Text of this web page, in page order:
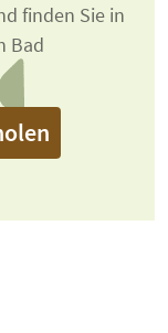
finden Sie in
Bad